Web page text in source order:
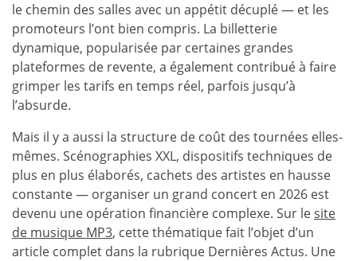
le chemin des salles avec un appétit décuplé — et les
promoteurs l’ont bien compris. La billetterie
dynamique, popularisée par certaines grandes
plateformes de revente, a également contribué à faire
grimper les tarifs en temps réel, parfois jusqu’à
l’absurde.
Mais il y a aussi la structure de coût des tournées elles-
mêmes. Scénographies XXL, dispositifs techniques de
plus en plus élaborés, cachets des artistes en hausse
constante — organiser un grand concert en 2026 est
devenu une opération financière complexe. Sur lesite
de musique MP3, cette thématique fait l’objet d’un
article complet dans la rubrique Dernières Actus. Une